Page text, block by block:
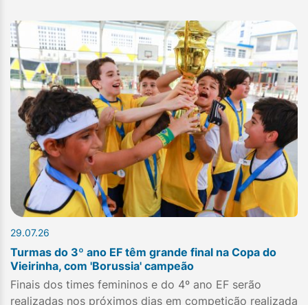
29.07.26
Turmas do 3º ano EF têm grande final na Copa do
Vieirinha, com 'Borussia' campeão
Finais dos times femininos e do 4º ano EF serão
realizadas nos próximos dias em competição realizada